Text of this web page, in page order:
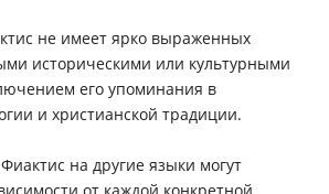
не имеет ярко выраженных
историческими или культурными
его упоминания в
и христианской традиции.
на другие языки могут